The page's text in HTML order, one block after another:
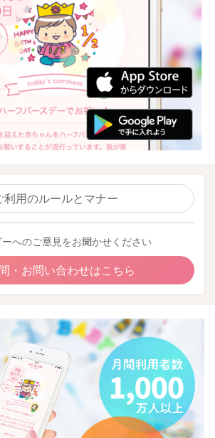
利用のルールとマナー
へのご意見をお聞かせください
・お問い合わせはこちら